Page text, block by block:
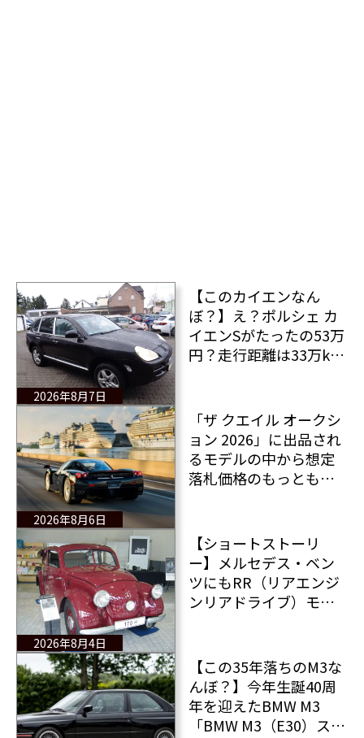
2026年8月7日
【このカイエンなん
ぼ？】え？ポルシェ カ
イエンSがたったの53万
円？走行距離は33万km
す（笑）
2026年8月6日
「ザ クエイル オークシ
ョン 2026」に出品され
るモデルの中から想定
落札価格のもっとも高
2026年8月4日
【ショートストーリ
ー】メルセデス・ベン
ツにもRR（リアエンジ
ンリアドライブ）モデ
【この35年落ちのM3な
んぼ？】今年生誕40周
年を迎えたBMW M3
「BMW M3（E30）スポ